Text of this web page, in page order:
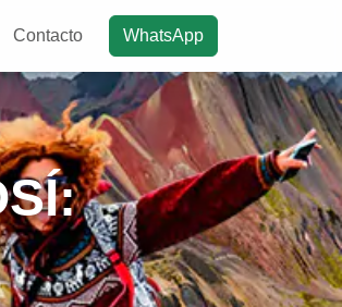
Contacto WhatsApp